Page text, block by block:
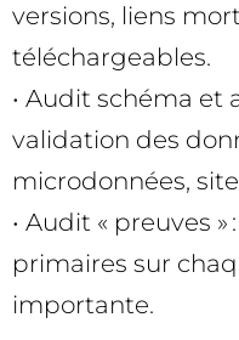
versions, liens
téléchargeables.
• Audit schéma et
validation des
microdonnées,
• Audit « preuves
primaires sur
importante.